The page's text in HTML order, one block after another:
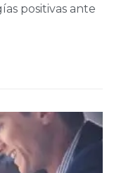
positivas ante